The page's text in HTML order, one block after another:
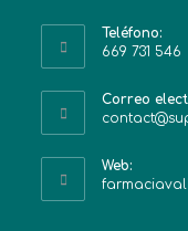
Teléfono:
669 731 546
Correo
Web: